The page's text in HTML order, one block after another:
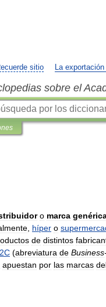
sitio La
sobre el
o marca
híper o
de distintos
(abreviatura de Business
apuestan por las marcas